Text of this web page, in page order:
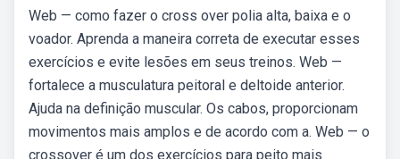
Web — como fazer o cross over polia alta, baixa e o
voador. Aprenda a maneira correta de executar esses
exercícios e evite lesões em seus treinos. Web —
fortalece a musculatura peitoral e deltoide anterior.
Ajuda na definição muscular. Os cabos, proporcionam
movimentos mais amplos e de acordo com a. Web — o
crossover é um dos exercícios para peito mais